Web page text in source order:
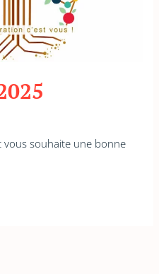
vous souhaite une bonne